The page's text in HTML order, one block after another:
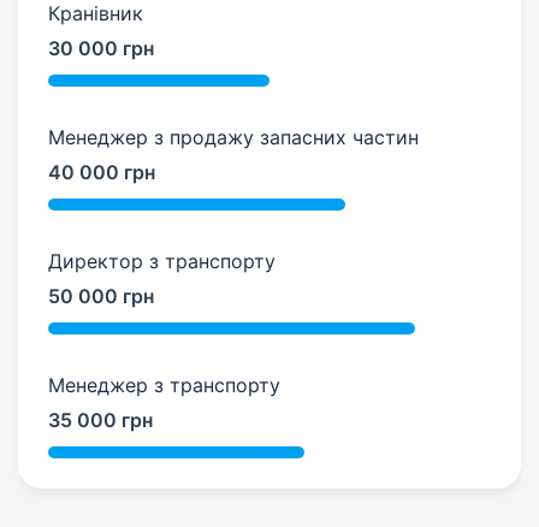
Кранівник
30 000 грн
Менеджер з продажу запасних частин
40 000 грн
Директор з транспорту
50 000 грн
Менеджер з транспорту
35 000 грн